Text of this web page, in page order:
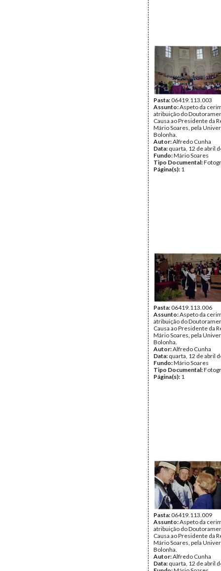
Pasta:06419.113.003
Assunto:Aspeto da
atribuição do
Causa ao Presidente da
Mário Soares, pela
Bolonha.
Autor:Alfredo Cunha
Data: quarta, 12 de abril
Fundo:Mário Soares
Tipo Documental:
Página(s): 1
Pasta:06419.113.006
Assunto:Aspeto da
atribuição do
Causa ao Presidente da
Mário Soares, pela
Bolonha.
Autor:Alfredo Cunha
Data: quarta, 12 de abril
Fundo:Mário Soares
Tipo Documental:
Página(s): 1
Pasta:06419.113.009
Assunto:Aspeto da
atribuição do
Causa ao Presidente da
Mário Soares, pela
Bolonha.
Autor:Alfredo Cunha
Data: quarta, 12 de abril